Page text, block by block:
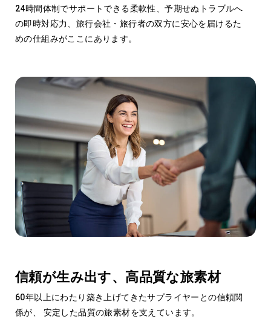
24時間体制でサポートできる柔軟性、予期せぬトラブルへ
の即時対応力、旅行会社・旅行者の双方に安心を届けるた
めの仕組みがここにあります。
04 仕入品質
信頼が生み出す、高品質な旅素材
60年以上にわたり築き上げてきたサプライヤーとの信頼関
係が、 安定した品質の旅素材を支えています。